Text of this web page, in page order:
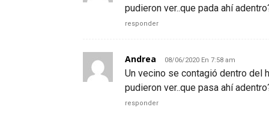
pudieron ver..que pada ahí
responder
Andrea 08/06/2020 En 7:58 am
Un vecino se contagió dentro del
pudieron ver..que pasa ahí
responder